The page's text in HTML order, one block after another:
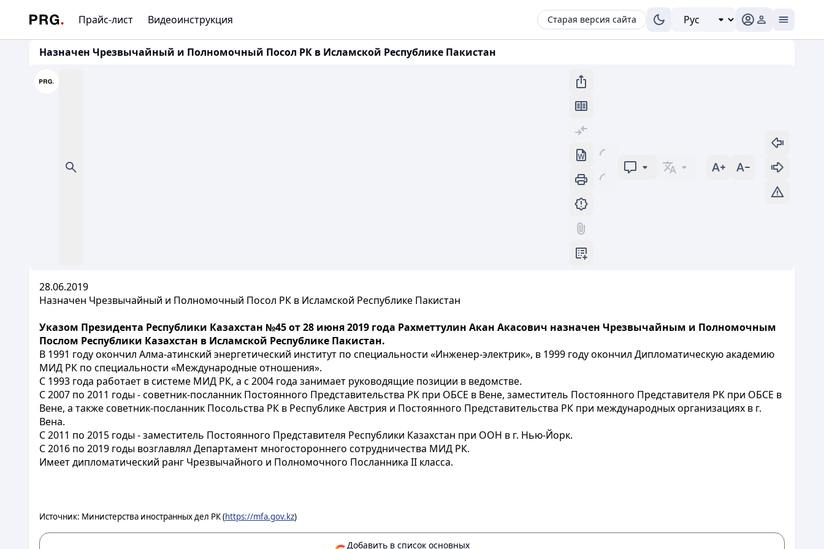
Прайс-лист Видеоинструкция Старая версия сайта
Назначен Чрезвычайный и Полномочный Посол РК в Исламской Республике Пакистан
28.06.2019
Назначен Чрезвычайный и Полномочный Посол РК в Исламской Республике Пакистан
Указом Президента Республики Казахстан №45 от 28 июня 2019 года Рахметтулин Акан Акасович назначен Чрезвычайным и Полномочным
Послом Республики Казахстан в Исламской Республике Пакистан.
В 1991 году окончил Алма-атинский энергетический институт по специальности «Инженер-электрик», в 1999 году окончил Дипломатическую академию
МИД РК по специальности «Международные отношения».
С 1993 года работает в системе МИД РК, а с 2004 года занимает руководящие позиции в ведомстве.
С 2007 по 2011 годы - советник-посланник Постоянного Представительства РК при ОБСЕ в Вене, заместитель Постоянного Представителя РК при ОБСЕ в
Вене, а также советник-посланник Посольства РК в Республике Австрия и Постоянного Представительства РК при международных организациях в г.
Вена.
С 2011 по 2015 годы - заместитель Постоянного Представителя Республики Казахстан при ООН в г. Нью-Йорк.
С 2016 по 2019 годы возглавлял Департамент многостороннего сотрудничества МИД РК.
Имеет дипломатический ранг Чрезвычайного и Полномочного Посланника II класса.
Источник: Министерства иностранных дел РК (https://mfa.gov.kz)
Добавить в список основных